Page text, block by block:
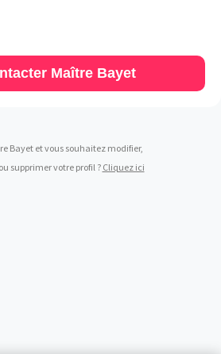
sommes-nous
up 100% indépendante
Contacter Maître Bayet
Bayet et vous souhaitez modifier,
supprimer votre profil ? Cliquez ici